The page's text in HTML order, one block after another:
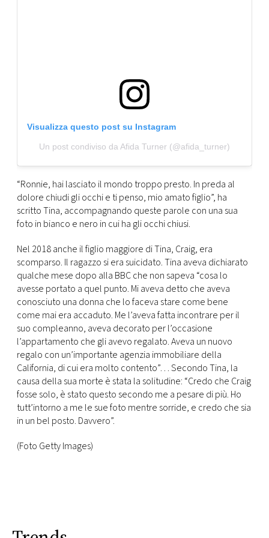
Visualizza questo post su Instagram
Un post condiviso da Afida Turner (@afida_turner)
“Ronnie, hai lasciato il mondo troppo presto. In preda al
dolore chiudi gli occhi e ti penso, mio amato figlio”, ha
scritto Tina, accompagnando queste parole con una sua
foto in bianco e nero in cui ha gli occhi chiusi.
Nel 2018 anche il figlio maggiore di Tina, Craig, era
scomparso. Il ragazzo si era suicidato. Tina aveva dichiarato
qualche mese dopo alla BBC che non sapeva “cosa lo
avesse portato a quel punto. Mi aveva detto che aveva
conosciuto una donna che lo faceva stare come bene
come mai era accaduto. Me l’aveva fatta incontrare per il
suo compleanno, aveva decorato per l’occasione
l’appartamento che gli avevo regalato. Aveva un nuovo
regalo con un’importante agenzia immobiliare della
California, di cui era molto contento”… Secondo Tina, la
causa della sua morte è stata la solitudine: “Credo che Craig
fosse solo, è stato questo secondo me a pesare di più. Ho
tutt’intorno a me le sue foto mentre sorride, e credo che sia
in un bel posto. Davvero”.
(Foto Getty Images)